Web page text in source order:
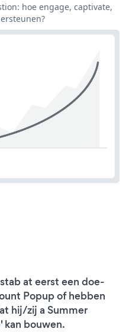
hoe engage, captivate,
at eerst een doe-
Popup of hebben
hij/zij a Summer
kan bouwen.